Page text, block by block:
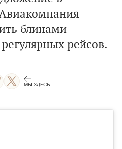
блинами
рейсов.
МЫ ЗДЕСЬ